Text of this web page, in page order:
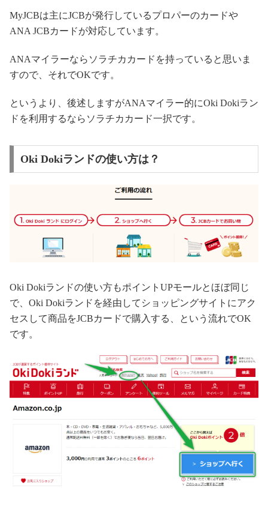
MyJCBは主にJCBが発行しているプロパーのカードや
ANA JCBカードが対応しています。
ANAマイラーならソラチカカードを持っていると思いま
すので、それでOKです。
というより、後述しますがANAマイラー的にOki Dokiラン
ドを利用するならソラチカカード一択です。
Oki Dokiランドの使い方は？
Oki Dokiランドの使い方もポイントUPモールとほぼ同じ
で、Oki Dokiランドを経由してショッピングサイトにアク
セスして商品をJCBカードで購入する、という流れでOK
です。